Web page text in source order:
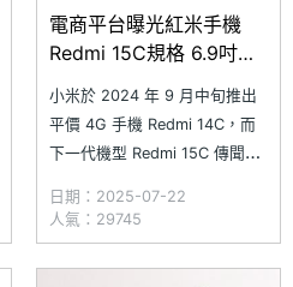
電商平台曝光紅米手機
Redmi 15C規格 6.9吋大
螢幕配6千大電量
小米於 2024 年 9 月中旬推出
平價 4G 手機 Redmi 14C，而
下一代機型 Redmi 15C 傳聞已
NBTC 認證。近日，義大利電商
平台 Epto 更被發現搶先上架
Redmi 15C 的產品頁面，提前
日期：2025-07-22
人氣：29745